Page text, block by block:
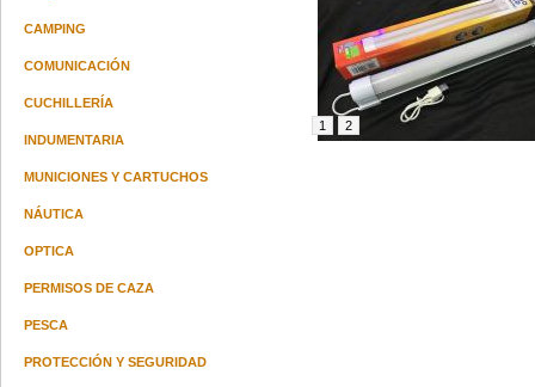
CAMPING
COMUNICACIÓN
CUCHILLERÍA
INDUMENTARIA
MUNICIONES Y CARTUCHOS
NÁUTICA
OPTICA
PERMISOS DE CAZA
PESCA
PROTECCIÓN Y SEGURIDAD
1 2